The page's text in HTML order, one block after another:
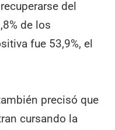
del
de los
fue 53,9%, el
precisó que
cursando la